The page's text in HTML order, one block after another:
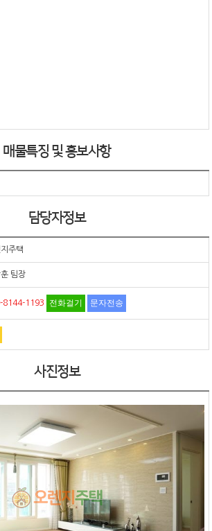
매물특징 및 홍보사항
담당자정보
주택
팀장
8144-1193 전화걸기 문자전송
사진정보